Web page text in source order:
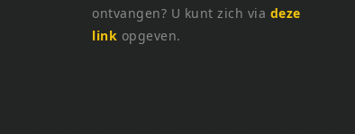
ontvangen? U kunt zich via deze
link opgeven.